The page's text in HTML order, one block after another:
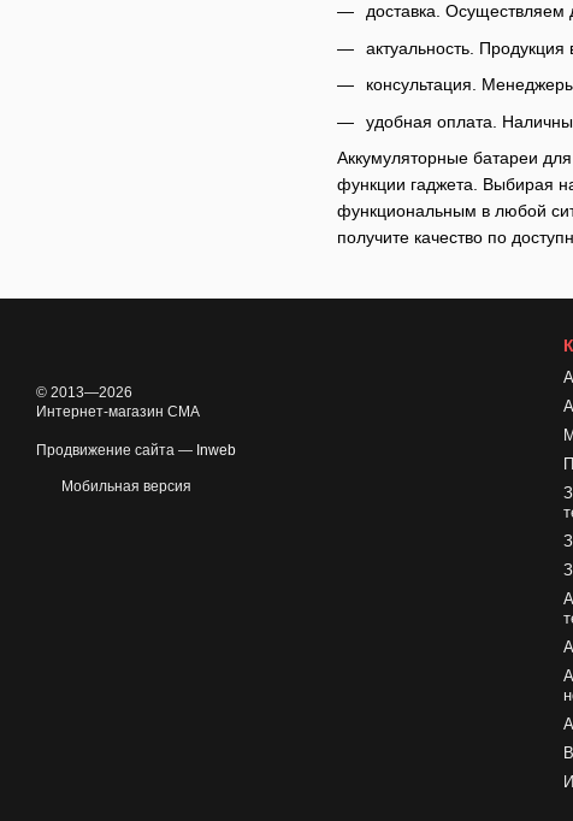
доставка. Осуществляем
актуальность.
консультация.
удобная оплата.
Аккумуляторные батареи
функции гаджета. Выбирая
функциональным в любой
получите качество по
© 2013—2026
Интернет-магазин CMA
Продвижение сайта — Inweb
Мобильная версия